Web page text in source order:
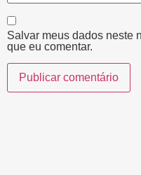
Salvar meus dados neste
que eu comentar.